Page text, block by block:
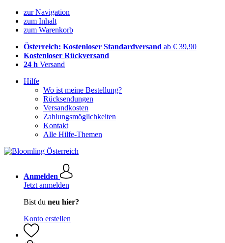
zur Navigation
zum Inhalt
zum Warenkorb
Österreich: Kostenloser Standardversand ab € 39,90
Kostenloser Rückversand
24 h Versand
Hilfe
Wo ist meine Bestellung?
Rücksendungen
Versandkosten
Zahlungsmöglichkeiten
Kontakt
Alle Hilfe-Themen
Anmelden
Jetzt anmelden
Bist du neu hier?
Konto erstellen